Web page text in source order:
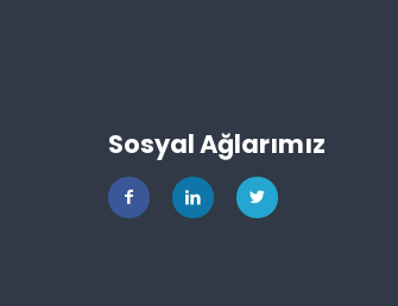
Sosyal Ağlarımız